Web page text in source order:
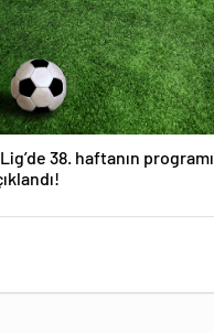
38. haftanın programı